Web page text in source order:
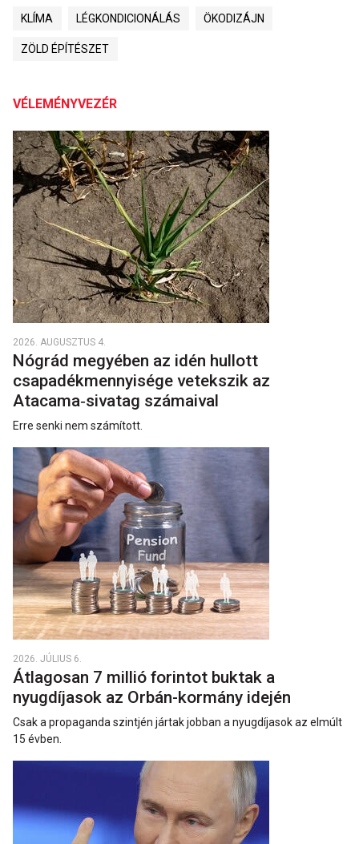
KLÍMA LÉGKONDICIONÁLÁS ÖKODIZÁJN
ZÖLD ÉPÍTÉSZET
VÉLEMÉNYVEZÉR
2026. AUGUSZTUS 4.
Nógrád megyében az idén hullott
csapadékmennyisége vetekszik az
Atacama‑sivatag számaival
Erre senki nem számított.
2026. JÚLIUS 6.
Átlagosan 7 millió forintot buktak a
nyugdíjasok az Orbán-kormány idején
Csak a propaganda szintjén jártak jobban a nyugdíjasok az elmúlt
15 évben.